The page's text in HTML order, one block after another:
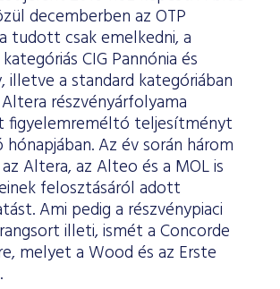
decemberben az OTP
tudott csak emelkedni, a
CIG Pannónia és
illetve a standard kategóriában
részvényárfolyama
teljesítményt
hónapjában. Az év során három
Altera, az Alteo és a MOL is
felosztásáról adott
Ami pedig a részvénypiaci
illeti, ismét a Concorde
melyet a Wood és az Erste